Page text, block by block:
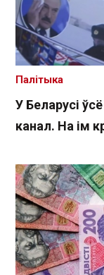
У Беларусі
канал. На ім
Палітыка